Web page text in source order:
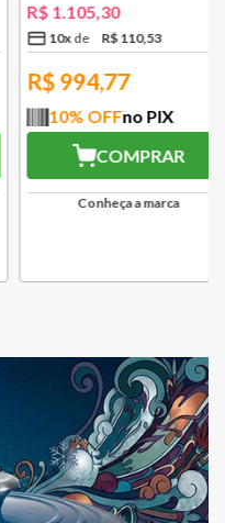
.105,30
10x R$110,53
994,77
% OFF no PIX
COMPRAR
Conheça a marca